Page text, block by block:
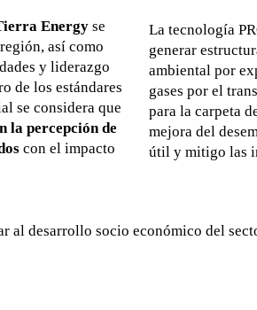
Energy se
así como
y liderazgo
de los estándares
se considera que
la percepción de
con el impacto
La tecnología
generar
ambiental por
gases por el
para la carpeta
mejora del
útil y mitigo las
al desarrollo socio económico del